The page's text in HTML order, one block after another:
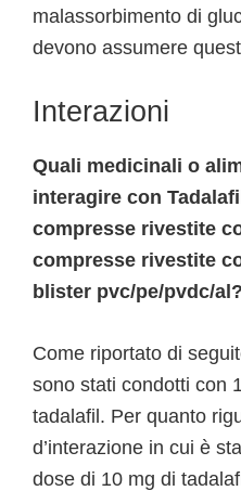
malassorbimento di
devono assumere
Interazioni
Quali medicinali o
interagire con
compresse rivestite
compresse rivestite
blister pvc/pe/pvdc/al?
Come riportato di
sono stati condotti con
tadalafil. Per quanto
d’interazione in cui è
dose di 10 mg di